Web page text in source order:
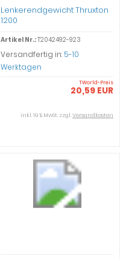
Lenkerendgewicht Thruxton
1200
Artikel Nr.:T2042492-923
Versandfertig in: 5-10
Werktagen
TWorld-Preis
20,59 EUR
inkl. 19 % MwSt. zzgl.Versandkosten